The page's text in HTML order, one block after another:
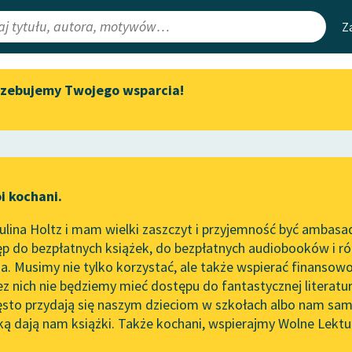
Lektury
redakcyjne
Aktualności
„Prokurator Alicja Horn” do
literatury skandynawskiej
Spotkanie z Katarzyną Tunkiel
w Oslo
102. lata temu zmarł Joseph
Conrad
Mapa
Leśmianator
API
OAI-PMH
Widget
Twojego wsparcia!
kochani.
Holtz i mam wielki zaszczyt i przyjemność być
do bezpłatnych książek, do bezpłatnych audiobooków i
Musimy nie tylko korzystać, ale także wspierać
nich nie będziemy mieć dostępu do fantastycznej
przydają się naszym dzieciom w szkołach albo nam
dają nam książki. Także kochani, wspierajmy Wolne
Felieton✖